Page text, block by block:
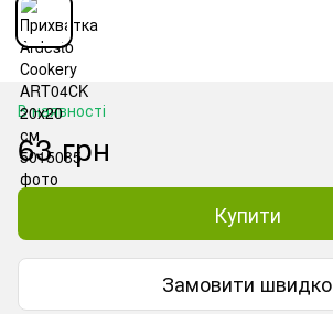
В наявності
63 грн
Купити
Замовити швидко